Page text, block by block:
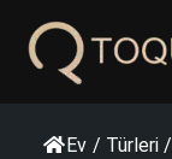
geç
Ev / Türleri /